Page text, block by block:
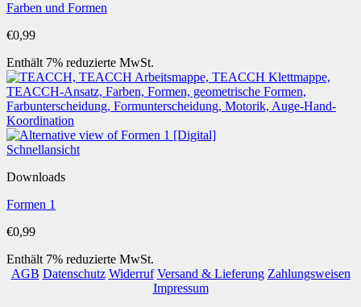
Farben und Formen
€0,99
Enthält 7% reduzierte MwSt.
Schnellansicht
Downloads
Formen 1
€0,99
Enthält 7% reduzierte MwSt.
AGB Datenschutz Widerruf Versand & Lieferung Zahlungsweisen
Impressum